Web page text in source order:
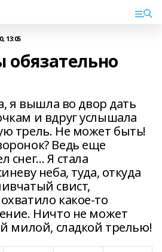
13:05
обязательно
я вышла во двор дать
и вдруг услышала
трель. Не может быть!
Ведь еще
снег… Я стала
неба, туда, откуда
свист,
какое-то
Ничто не может
милой, сладкой трелью!